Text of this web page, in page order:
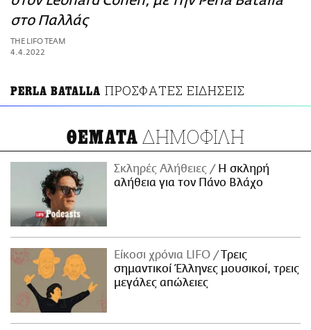
ΑΜΠΑ
PRINT
στο Παλλάς
THE LIFO TEAM
4.4.2022
PERLA BATALLA ΠΡΟΣΦΑΤΕΣ ΕΙΔΗΣΕΙΣ
ΘΕΜΑΤΑ ΔΗΜΟΦΙΛΗ
Σκληρές Αλήθειες
H σκληρή
αλήθεια για τον Πάνο Βλάχο
Είκοσι χρόνια LIFO
Tρεις
σημαντικοί Έλληνες μουσικοί, τρεις
μεγάλες απώλειες